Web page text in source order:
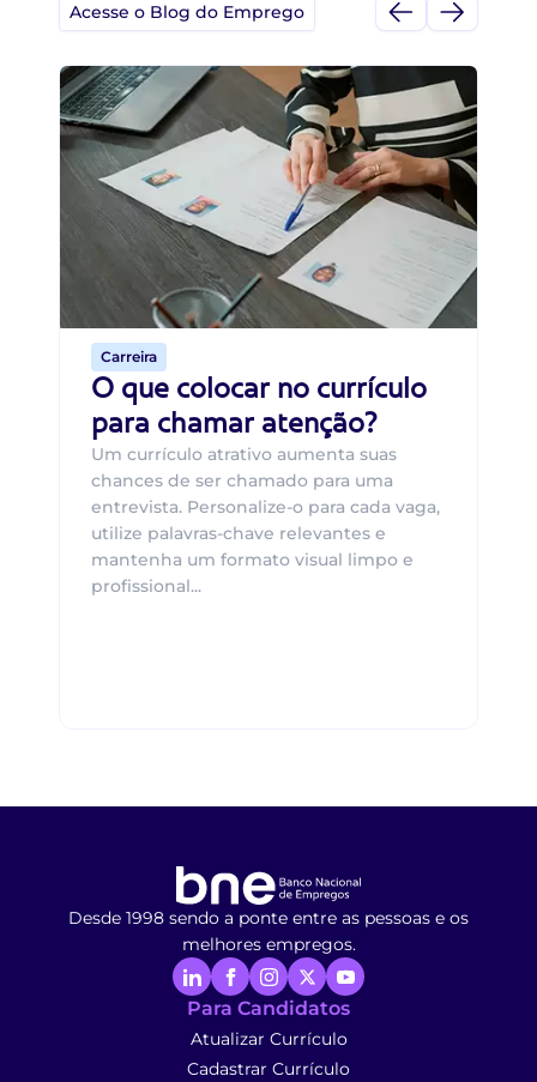
Acesse o Blog do Emprego
Carreira
O que colocar no currículo
para chamar atenção?
Um currículo atrativo aumenta suas
chances de ser chamado para uma
entrevista. Personalize-o para cada vaga,
utilize palavras-chave relevantes e
mantenha um formato visual limpo e
profissional...
Desde 1998 sendo a ponte entre as pessoas e os
melhores empregos.
Para Candidatos
Atualizar Currículo
Cadastrar Currículo